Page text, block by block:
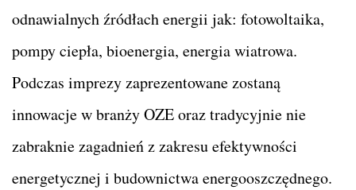
odnawialnych źródłach energii jak: fotowoltaika,
pompy ciepła, bioenergia, energia wiatrowa.
Podczas imprezy zaprezentowane zostaną
innowacje w branży OZE oraz tradycyjnie nie
zabraknie zagadnień z zakresu efektywności
energetycznej i budownictwa energooszczędnego.